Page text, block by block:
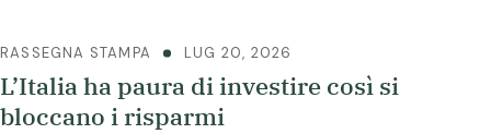
RASSEGNA STAMPA LUG 20, 2026
L’Italia ha paura di investire così si
bloccano i risparmi